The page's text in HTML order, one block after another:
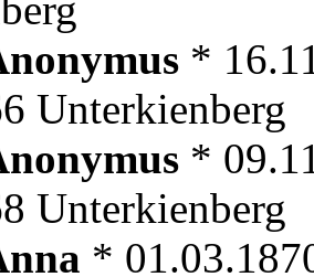
*
Unterkienberg
*
Unterkienberg
*